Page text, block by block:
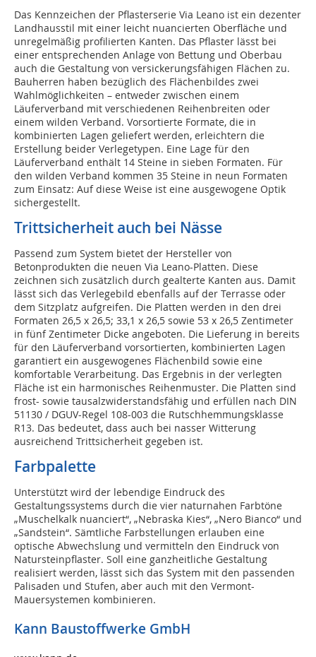
Das Kennzeichen der Pflasterserie Via Leano ist ein dezenter
Landhausstil mit einer leicht nuancierten Oberfläche und
unregelmäßig profilierten Kanten. Das Pflaster lässt bei
einer entsprechenden Anlage von Bettung und Oberbau
auch die Gestaltung von versickerungsfähigen Flächen zu.
Bauherren haben bezüglich des Flächenbildes zwei
Wahlmöglichkeiten – entweder zwischen einem
Läuferverband mit verschiedenen Reihenbreiten oder
einem wilden Verband. Vorsortierte Formate, die in
kombinierten Lagen geliefert werden, erleichtern die
Erstellung beider Verlegetypen. Eine Lage für den
Läuferverband enthält 14 Steine in sieben Formaten. Für
den wilden Verband kommen 35 Steine in neun Formaten
zum Einsatz: Auf diese Weise ist eine ausgewogene Optik
sichergestellt.
Trittsicherheit auch bei Nässe
Passend zum System bietet der Hersteller von
Betonprodukten die neuen Via Leano-Platten. Diese
zeichnen sich zusätzlich durch gealterte Kanten aus. Damit
lässt sich das Verlegebild ebenfalls auf der Terrasse oder
dem Sitzplatz aufgreifen. Die Platten werden in den drei
Formaten 26,5 x 26,5; 33,1 x 26,5 sowie 53 x 26,5 Zentimeter
in fünf Zentimeter Dicke angeboten. Die Lieferung in bereits
für den Läuferverband vorsortierten, kombinierten Lagen
garantiert ein ausgewogenes Flächenbild sowie eine
komfortable Verarbeitung. Das Ergebnis in der verlegten
Fläche ist ein harmonisches Reihenmuster. Die Platten sind
frost- sowie tausalzwiderstandsfähig und erfüllen nach DIN
51130 / DGUV-Regel 108-003 die Rutschhemmungsklasse
R13. Das bedeutet, dass auch bei nasser Witterung
ausreichend Trittsicherheit gegeben ist.
Farbpalette
Unterstützt wird der lebendige Eindruck des
Gestaltungssystems durch die vier naturnahen Farbtöne
„Muschelkalk nuanciert“, „Nebraska Kies“, „Nero Bianco“ und
„Sandstein“. Sämtliche Farbstellungen erlauben eine
optische Abwechslung und vermitteln den Eindruck von
Natursteinpflaster. Soll eine ganzheitliche Gestaltung
realisiert werden, lässt sich das System mit den passenden
Palisaden und Stufen, aber auch mit den Vermont-
Mauersystemen kombinieren.
Kann Baustoffwerke GmbH